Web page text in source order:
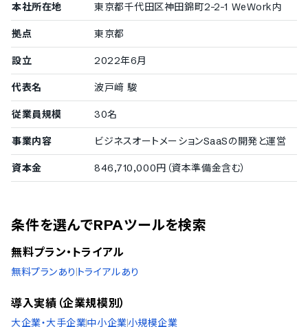
本社所在地 東京都千代田区神田錦町2-2-1 WeWork内
拠点 東京都
設立 2022年6月
代表名 波戸﨑 駿
従業員規模 30名
事業内容 ビジネスオートメーションSaaSの開発と運営
資本金 846,710,000円（資本準備金含む）
条件を選んでRPAツールを検索
無料プラン・トライアル
無料プランあり トライアルあり
導入実績（企業規模別）
大企業・大手企業中小企業小規模企業